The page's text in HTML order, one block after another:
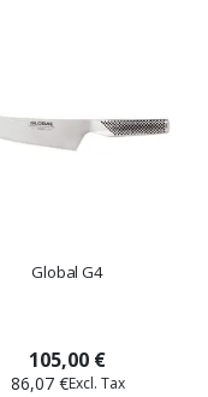
Global G4
105,00 €
86,07 €